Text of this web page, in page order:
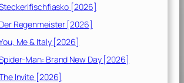
[2026]
Der Regenmeister [2026]
Me & Italy [2026]
Man: Brand New Day [2026]
Invite [2026]